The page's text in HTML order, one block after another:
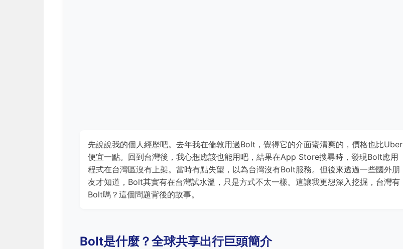
先說說我的個人經歷吧。去年我在倫敦用過Bolt，覺得它的介面蠻清爽的，價格也比Uber
便宜一點。回到台灣後，我心想應該也能用吧，結果在App Store搜尋時，發現Bolt應用
程式在台灣區沒有上架。當時有點失望，以為台灣沒有Bolt服務。但後來透過一些國外朋
友才知道，Bolt其實有在台灣試水溫，只是方式不太一樣。這讓我更想深入挖掘，台灣有
Bolt嗎？這個問題背後的故事。
Bolt是什麼？全球共享出行巨頭簡介